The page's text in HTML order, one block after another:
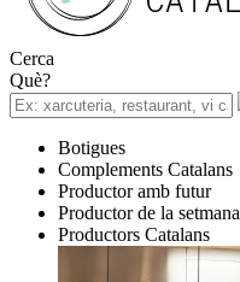
Cerca
Què?
Botigues
Complements Catalans
Productor amb futur
Productor de la setmana
Productors Catalans